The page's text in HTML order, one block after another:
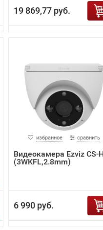
19 869,77 руб.
избранное сравнить
Видеокамера Ezviz CS-
(3WKFL,2.8mm)
6 990 руб.